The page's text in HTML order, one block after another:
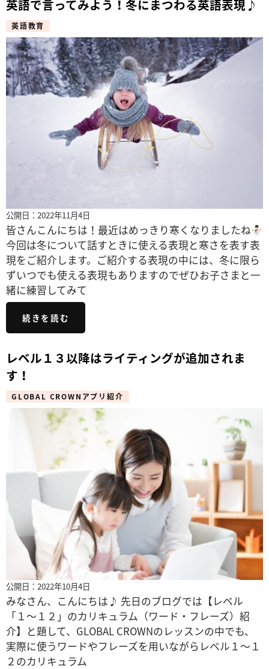
英語で言ってみよう！冬にまつわる英語表現♪
英語教育
公開日：2022年11月4日
皆さんこんにちは！最近はめっきり寒くなりましたね
今回は冬について話すときに使える表現と寒さを表す表
現をご紹介します。ご紹介する表現の中には、冬に限ら
ずいつでも使える表現もありますのでぜひお子さまと一
緒に練習してみて
続きを読む
レベル１３以降はライティングが追加されま
す！
GLOBAL CROWNアプリ紹介
公開日：2022年10月4日
みなさん、こんにちは♪ 先日のブログでは【レベル
「１～１２」のカリキュラム（ワード・フレーズ）紹
介】と題して、GLOBAL CROWNのレッスンの中でも、
実際に使うワードやフレーズを用いながらレベル１～１
２のカリキュラム